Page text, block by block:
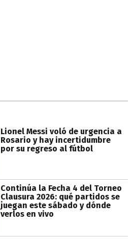
Lionel Messi voló de urgencia a
Rosario y hay incertidumbre
por su regreso al fútbol
Continúa la Fecha 4 del Torneo
Clausura 2026: qué partidos se
juegan este sábado y dónde
verlos en vivo